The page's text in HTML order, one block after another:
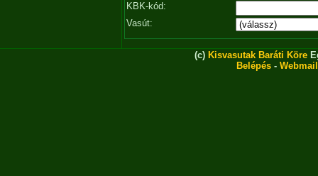
KBK-kód:
Vasút:
(c) Kisvasutak Baráti Köre
Belépés - Webmail